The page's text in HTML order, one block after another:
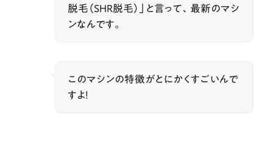
脱毛（SHR脱毛）」と言って、最新のマシ
ンなんです。
このマシンの特徴がとにかくすごいんで
すよ！